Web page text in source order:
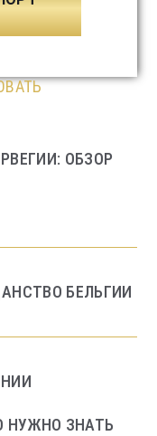
ОБЗОР
БЕЛЬГИИ
НУЖНО ЗНАТЬ